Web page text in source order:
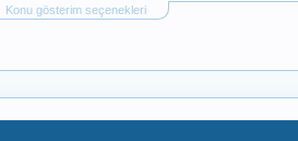
Konu gösterim seçenekleri